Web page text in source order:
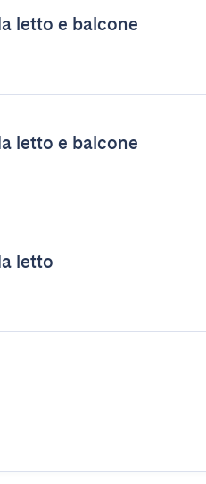
letto e balcone
letto e balcone
letto